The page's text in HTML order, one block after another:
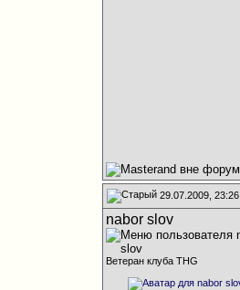
29.07.2009, 23:26
nabor slov
Ветеран клуба THG